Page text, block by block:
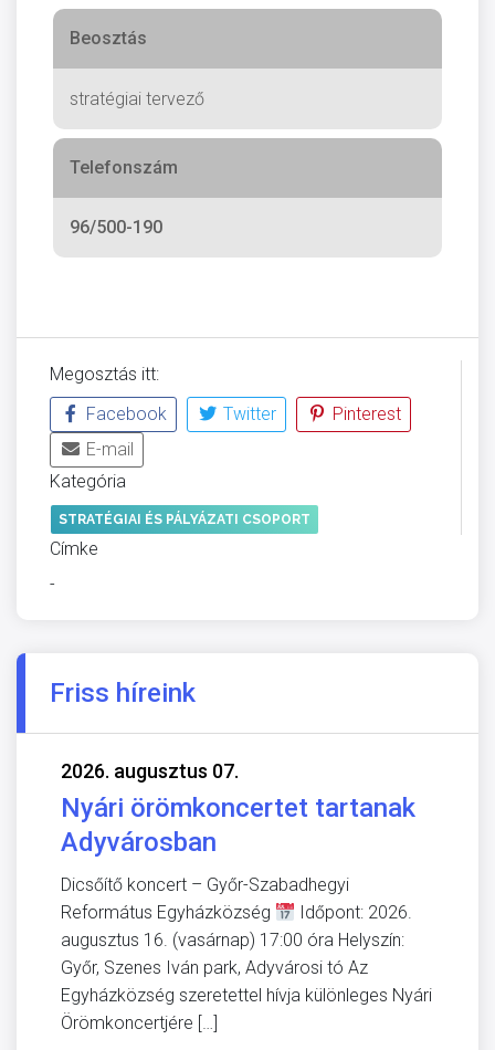
Beosztás
stratégiai tervező
Telefonszám
96/500-190
Megosztás itt:
Facebook
Twitter
Pinterest
E-mail
Kategória
STRATÉGIAI ÉS PÁLYÁZATI CSOPORT
Címke
-
Friss híreink
2026. augusztus 07.
Nyári örömkoncertet tartanak
Adyvárosban
Dicsőítő koncert – Győr-Szabadhegyi
Református Egyházközség
Időpont: 2026.
augusztus 16. (vasárnap) 17:00 óra Helyszín:
Győr, Szenes Iván park, Adyvárosi tó Az
Egyházközség szeretettel hívja különleges Nyári
Örömkoncertjére […]